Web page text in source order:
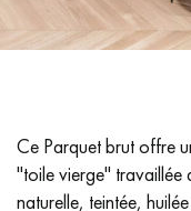
ACCESSOIRES PARQUET
Nos
Ce Parquet brut offre
"toile vierge" travaillée
naturelle, teintée,